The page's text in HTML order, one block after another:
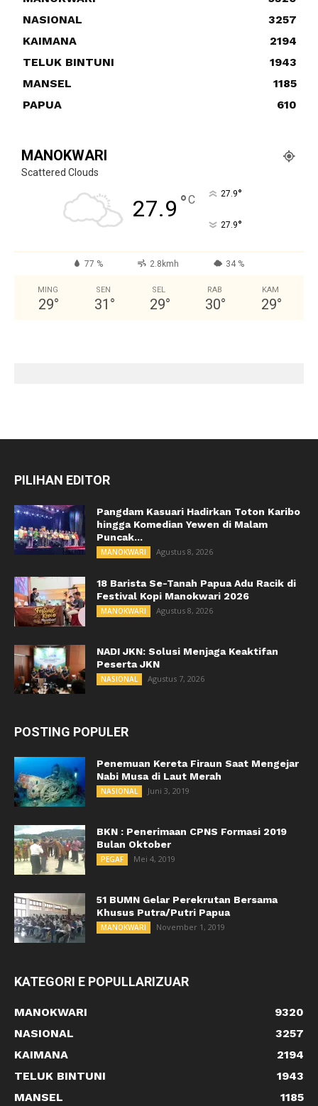
NASIONAL
3257
KAIMANA
2194
TELUK BINTUNI
1943
MANSEL
1185
PAPUA
610
MANOKWARI
Scattered Clouds
27.9 °C 27.9°
27.9°
77 % 2.8kmh 34 %
MING
29°
SEN
31 °
SEL
29°
RAB
30°
KAM
29°
PILIHAN EDITOR
Pangdam Kasuari Hadirkan Toton Karibo
hingga Komedian Yewen di Malam
Puncak...
MANOKWARI Agustus 8, 2026
18 Barista Se-Tanah Papua Adu Racik di
Festival Kopi Manokwari 2026
MANOKWARI Agustus 8, 2026
NADI JKN: Solusi Menjaga Keaktifan
Peserta JKN
NASIONAL Agustus 7, 2026
POSTING POPULER
Penemuan Kereta Firaun Saat Mengejar
Nabi Musa di Laut Merah
NASIONAL Juni 3, 2019
BKN : Penerimaan CPNS Formasi 2019
Bulan Oktober
PEGAF Mei 4, 2019
51 BUMN Gelar Perekrutan Bersama
Khusus Putra/Putri Papua
MANOKWARI November 1, 2019
KATEGORI E POPULLARIZUAR
MANOKWARI
9320
NASIONAL
3257
KAIMANA
2194
TELUK BINTUNI
1943
MANSEL
1185